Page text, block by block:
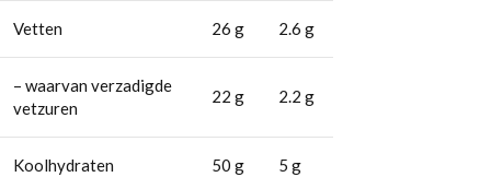
Vetten 26 g 2.6 g
– waarvan verzadigde
vetzuren
22 g 2.2 g
Koolhydraten 50 g 5 g